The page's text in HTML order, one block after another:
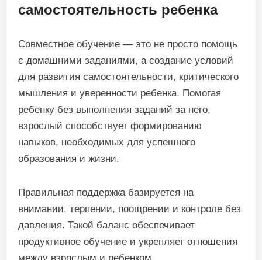
самостоятельность ребенка
Совместное обучение — это не просто помощь
с домашними заданиями, а создание условий
для развития самостоятельности, критического
мышления и уверенности ребенка. Помогая
ребенку без выполнения заданий за него,
взрослый способствует формированию
навыков, необходимых для успешного
образования и жизни.
Правильная поддержка базируется на
внимании, терпении, поощрении и контроле без
давления. Такой баланс обеспечивает
продуктивное обучение и укрепляет отношения